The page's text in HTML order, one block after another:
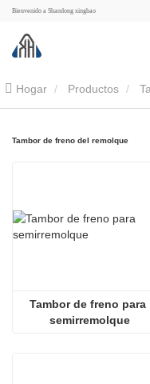
Bienvenido a Shandong xinghao
Hogar Productos
Tambor de freno del remolque
Tambor de freno para
semirremolque